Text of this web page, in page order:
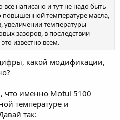
написано и тут не надо быть
повышенной температуре масла,
увеличении температуры
зазоров, в последствии
известно всем.
какой модификации,
что именно Motul 5100
температуре и
так: